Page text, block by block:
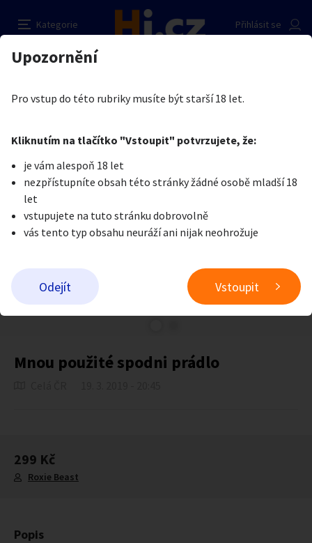
Kategorie
Přihlásit se
Auto-moto
Reality a bydlení Seznamka
Zvířata
Stroje a nářadí PC a elektro Sport a hobby
Sběratelství
Přidat inzerát
Erotika
Je nám líto, ale tenhle inzerát již není aktuální.
Mnou použité spodni prádlo
299 Kč
Roxie Beast
Popis
Mnou použité spodni prádlo
Prodávající
Pošlete uživateli zprávu
Nahlásit inzerát
Upozornění
Pro vstup do této rubriky musíte být starší 18 let.
Kliknutím na tlačítko "Vstoupit" potvrzujete, že:
je vám alespoň 18 let
nezpřístupníte obsah této stránky žádné osobě mladší 18
let
vstupujete na tuto stránku dobrovolně
vás tento typ obsahu neuráží ani nijak neohrožuje
Odejít Vstoupit